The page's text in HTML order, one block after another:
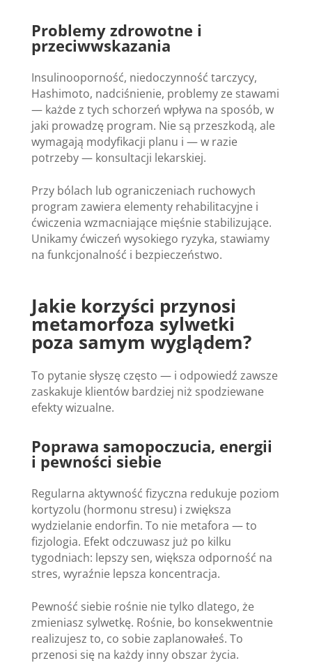
Problemy zdrowotne i
przeciwwskazania
Insulinooporność, niedoczynność tarczycy,
Hashimoto, nadciśnienie, problemy ze stawami
— każde z tych schorzeń wpływa na sposób, w
jaki prowadzę program. Nie są przeszkodą, ale
wymagają modyfikacji planu i — w razie
potrzeby — konsultacji lekarskiej.
Przy bólach lub ograniczeniach ruchowych
program zawiera elementy rehabilitacyjne i
ćwiczenia wzmacniające mięśnie stabilizujące.
Unikamy ćwiczeń wysokiego ryzyka, stawiamy
na funkcjonalność i bezpieczeństwo.
Jakie korzyści przynosi
metamorfoza sylwetki
poza samym wyglądem?
To pytanie słyszę często — i odpowiedź zawsze
zaskakuje klientów bardziej niż spodziewane
efekty wizualne.
Poprawa samopoczucia, energii
i pewności siebie
Regularna aktywność fizyczna redukuje poziom
kortyzolu (hormonu stresu) i zwiększa
wydzielanie endorfin. To nie metafora — to
fizjologia. Efekt odczuwasz już po kilku
tygodniach: lepszy sen, większa odporność na
stres, wyraźnie lepsza koncentracja.
Pewność siebie rośnie nie tylko dlatego, że
zmieniasz sylwetkę. Rośnie, bo konsekwentnie
realizujesz to, co sobie zaplanowałeś. To
przenosi się na każdy inny obszar życia.